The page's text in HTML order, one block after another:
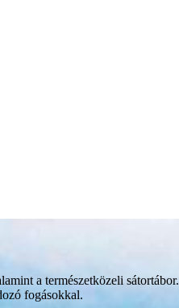
a természetközeli sátortábor.
fogásokkal.